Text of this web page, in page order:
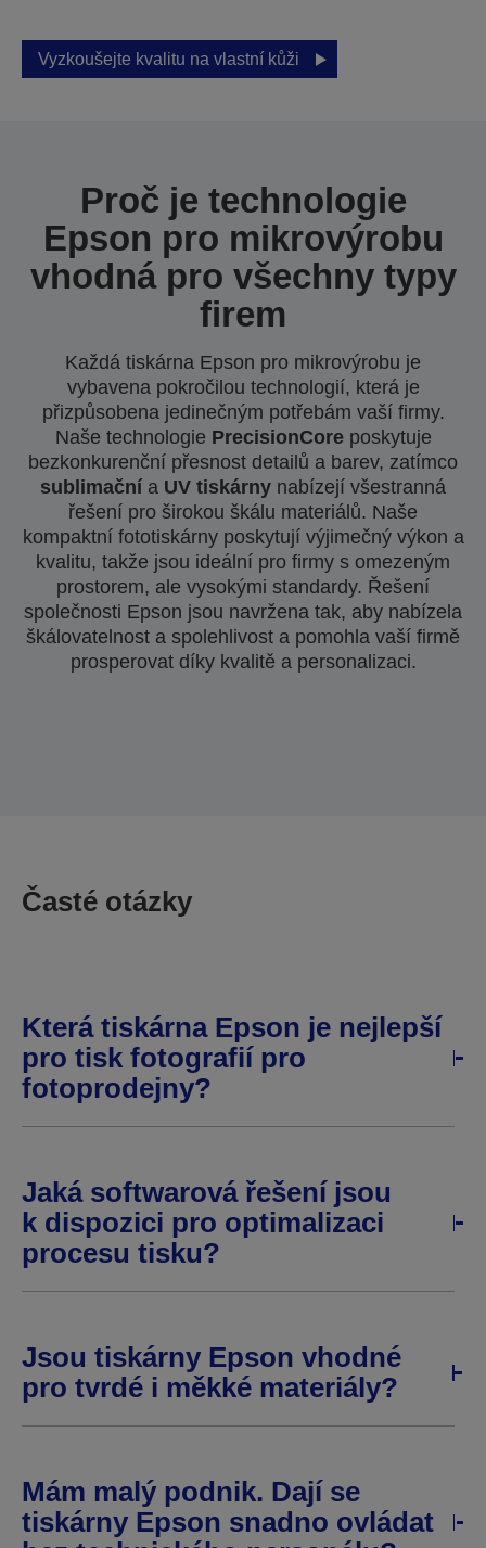
Vyzkoušejte kvalitu na vlastní kůži
Proč je technologie
Epson pro mikrovýrobu
vhodná pro všechny typy
firem
Každá tiskárna Epson pro mikrovýrobu je
vybavena pokročilou technologií, která je
přizpůsobena jedinečným potřebám vaší firmy.
Naše technologie PrecisionCoreposkytuje
bezkonkurenční přesnost detailů a barev, zatímco
sublimační a UV tiskárny nabízejí všestranná
řešení pro širokou škálu materiálů. Naše
kompaktní fototiskárny poskytují výjimečný výkon a
kvalitu, takže jsou ideální pro firmy s omezeným
prostorem, ale vysokými standardy. Řešení
společnosti Epson jsou navržena tak, aby nabízela
škálovatelnost a spolehlivost a pomohla vaší firmě
prosperovat díky kvalitě a personalizaci.
Časté otázky
Která tiskárna Epson je nejlepší
pro tisk fotografií pro
fotoprodejny?
Jaká softwarová řešení jsou
k dispozici pro optimalizaci
procesu tisku?
Jsou tiskárny Epson vhodné
pro tvrdé i měkké materiály?
Mám malý podnik. Dají se
tiskárny Epson snadno ovládat